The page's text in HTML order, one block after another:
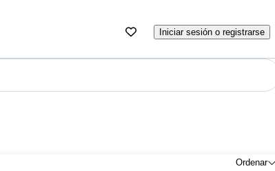
Iniciar sesión o registrarse
Ordenar